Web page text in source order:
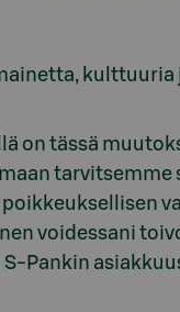
kulttuuria
on tässä
voidessani
Pankin